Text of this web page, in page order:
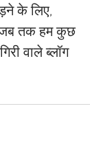
के लिए,
जब तक हम कुछ
वाले ब्लॉग